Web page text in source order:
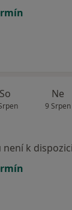
So Ne
9 Srpen
k dispozici